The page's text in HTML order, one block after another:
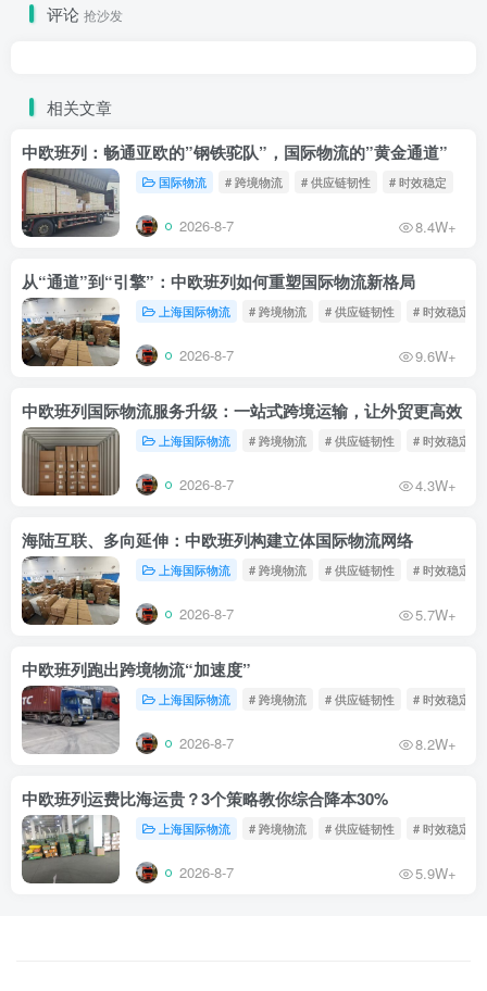
评论 抢沙发
相关文章
中欧班列：畅通亚欧的”钢铁驼队”，国际物流的”黄金通道”
国际物流 # 跨境物流 # 供应链韧性 # 时效稳定
2026-8-7 8.4W+
从“通道”到“引擎”：中欧班列如何重塑国际物流新格局
上海国际物流 # 跨境物流 # 供应链韧性 # 时效稳定
2026-8-7 9.6W+
中欧班列国际物流服务升级：一站式跨境运输，让外贸更高效
上海国际物流 # 跨境物流 # 供应链韧性 # 时效稳定
2026-8-7 4.3W+
海陆互联、多向延伸：中欧班列构建立体国际物流网络
上海国际物流 # 跨境物流 # 供应链韧性 # 时效稳定
2026-8-7 5.7W+
中欧班列跑出跨境物流“加速度”
上海国际物流 # 跨境物流 # 供应链韧性 # 时效稳定
2026-8-7 8.2W+
中欧班列运费比海运贵？3个策略教你综合降本30%
上海国际物流 # 跨境物流 # 供应链韧性 # 时效稳定
2026-8-7 5.9W+